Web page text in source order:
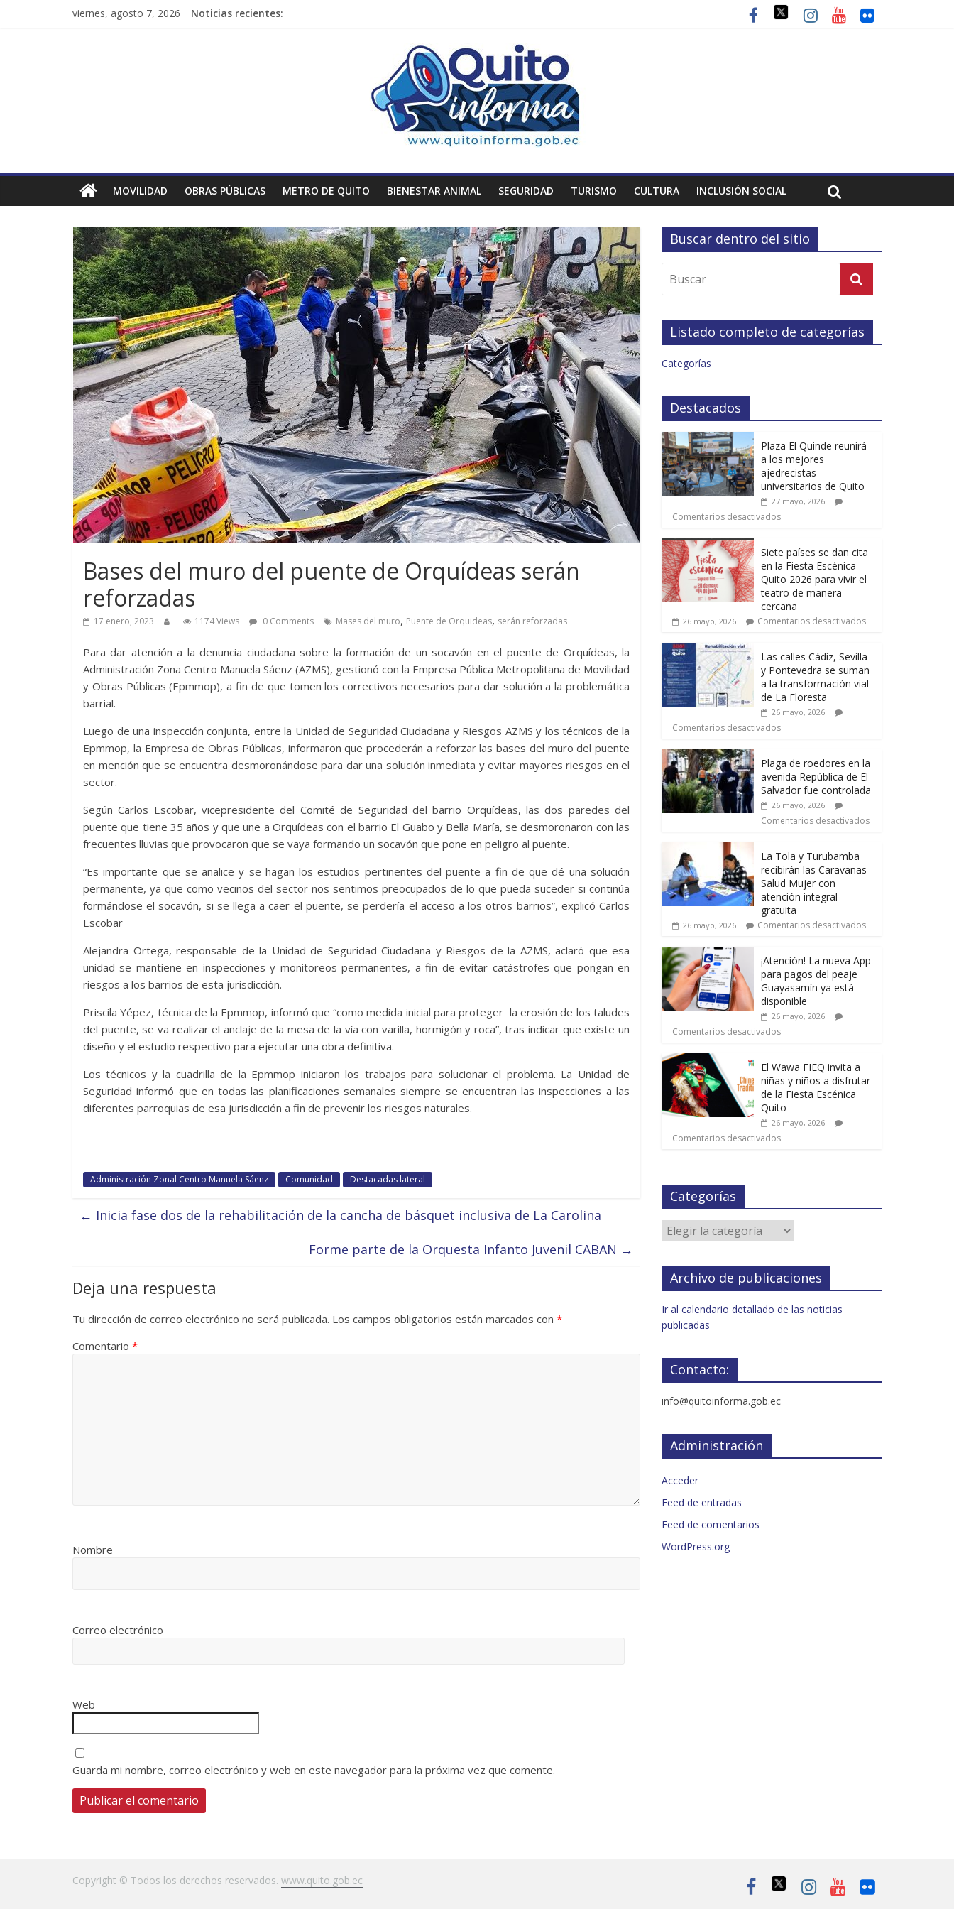
viernes, agosto 7, 2026 Noticias recientes:
MOVILIDAD OBRAS PÚBLICAS METRO DE QUITO BIENESTAR ANIMAL SEGURIDAD TURISMO CULTURA INCLUSIÓN SOCIAL
Bases del muro del puente de Orquídeas serán
reforzadas
17 enero, 2023 1174 Views 0 Comments Mases del muro, Puente de Orquideas, serán reforzadas
Para dar atención a la denuncia ciudadana sobre la formación de un socavón en el puente de Orquídeas, la
Administración Zona Centro Manuela Sáenz (AZMS), gestionó con la Empresa Pública Metropolitana de Movilidad
y Obras Públicas (Epmmop), a fin de que tomen los correctivos necesarios para dar solución a la problemática
barrial.
Luego de una inspección conjunta, entre la Unidad de Seguridad Ciudadana y Riesgos AZMS y los técnicos de la
Epmmop, la Empresa de Obras Públicas, informaron que procederán a reforzar las bases del muro del puente
en mención que se encuentra desmoronándose para dar una solución inmediata y evitar mayores riesgos en el
sector.
Según Carlos Escobar, vicepresidente del Comité de Seguridad del barrio Orquídeas, las dos paredes del
puente que tiene 35 años y que une a Orquídeas con el barrio El Guabo y Bella María, se desmoronaron con las
frecuentes lluvias que provocaron que se vaya formando un socavón que pone en peligro al puente.
“Es importante que se analice y se hagan los estudios pertinentes del puente a fin de que dé una solución
permanente, ya que como vecinos del sector nos sentimos preocupados de lo que pueda suceder si continúa
formándose el socavón, si se llega a caer el puente, se perdería el acceso a los otros barrios”, explicó Carlos
Escobar
Alejandra Ortega, responsable de la Unidad de Seguridad Ciudadana y Riesgos de la AZMS, aclaró que esa
unidad se mantiene en inspecciones y monitoreos permanentes, a fin de evitar catástrofes que pongan en
riesgos a los barrios de esta jurisdicción.
Priscila Yépez, técnica de la Epmmop, informó que “como medida inicial para proteger la erosión de los taludes
del puente, se va realizar el anclaje de la mesa de la vía con varilla, hormigón y roca”, tras indicar que existe un
diseño y el estudio respectivo para ejecutar una obra definitiva.
Los técnicos y la cuadrilla de la Epmmop iniciaron los trabajos para solucionar el problema. La Unidad de
Seguridad informó que en todas las planificaciones semanales siempre se encuentran las inspecciones a las
diferentes parroquias de esa jurisdicción a fin de prevenir los riesgos naturales.
Administración Zonal Centro Manuela Sáenz Comunidad Destacadas lateral
← Inicia fase dos de la rehabilitación de la cancha de básquet inclusiva de La Carolina
Forme parte de la Orquesta Infanto Juvenil CABAN →
Deja una respuesta
Tu dirección de correo electrónico no será publicada. Los campos obligatorios están marcados con *
Comentario *
Nombre
Correo electrónico
Web
Guarda mi nombre, correo electrónico y web en este navegador para la próxima vez que comente.
Buscar dentro del sitio
Listado completo de categorías
Categorías
Destacados
Plaza El Quinde reunirá
a los mejores
ajedrecistas
universitarios de Quito
27 mayo, 2026
Comentarios desactivados
Siete países se dan cita
en la Fiesta Escénica
Quito 2026 para vivir el
teatro de manera
cercana
26 mayo, 2026 Comentarios desactivados
Las calles Cádiz, Sevilla
y Pontevedra se suman
a la transformación vial
de La Floresta
26 mayo, 2026
Comentarios desactivados
Plaga de roedores en la
avenida República de El
Salvador fue controlada
26 mayo, 2026
Comentarios desactivados
La Tola y Turubamba
recibirán las Caravanas
Salud Mujer con
atención integral
gratuita
26 mayo, 2026 Comentarios desactivados
¡Atención! La nueva App
para pagos del peaje
Guayasamín ya está
disponible
26 mayo, 2026
Comentarios desactivados
El Wawa FIEQ invita a
niñas y niños a disfrutar
de la Fiesta Escénica
Quito
26 mayo, 2026
Comentarios desactivados
Categorías
Archivo de publicaciones
Ir al calendario detallado de las noticias
publicadas
Contacto:
info@quitoinforma.gob.ec
Administración
Acceder
Feed de entradas
Feed de comentarios
WordPress.org
Copyright © Todos los derechos reservados. www.quito.gob.ec